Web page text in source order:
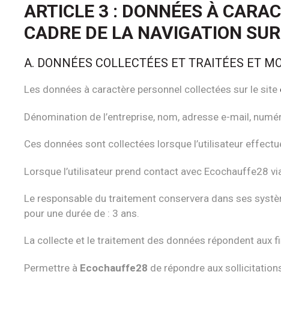
ARTICLE 3 : DONNÉES À
CADRE DE LA NAVIGATION
A. DONNÉES COLLECTÉES ET TRAITÉES ET
Les données à caractère personnel collectées sur le site
Dénomination de l’entreprise, nom, adresse e-mail,
Ces données sont collectées lorsque l’utilisateur
Lorsque l’utilisateur prend contact avec Ecochauffe28
Le responsable du traitement conservera dans ses
pour une durée de : 3 ans.
La collecte et le traitement des données répondent aux
Permettre à Ecochauffe28 de répondre aux